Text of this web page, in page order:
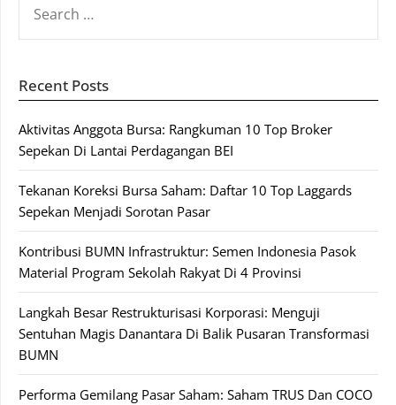
FOR:
Recent Posts
Aktivitas Anggota Bursa: Rangkuman 10 Top Broker
Sepekan Di Lantai Perdagangan BEI
Tekanan Koreksi Bursa Saham: Daftar 10 Top Laggards
Sepekan Menjadi Sorotan Pasar
Kontribusi BUMN Infrastruktur: Semen Indonesia Pasok
Material Program Sekolah Rakyat Di 4 Provinsi
Langkah Besar Restrukturisasi Korporasi: Menguji
Sentuhan Magis Danantara Di Balik Pusaran Transformasi
BUMN
Performa Gemilang Pasar Saham: Saham TRUS Dan COCO